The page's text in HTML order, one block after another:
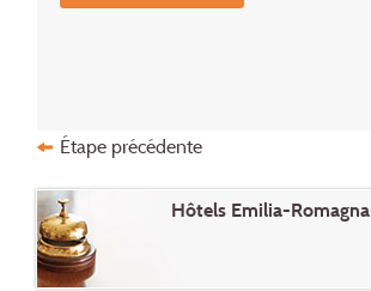
Étape précédente
Hôtels Emilia-Romagna